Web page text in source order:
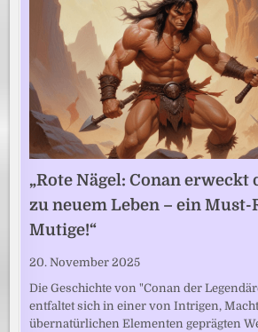
„Rote Nägel: Conan erweckt
zu neuem Leben – ein Must-
Mutige!“
20. November 2025
Die Geschichte von "Conan der
entfaltet sich in einer von Intrigen,
übernatürlichen Elementen geprägten